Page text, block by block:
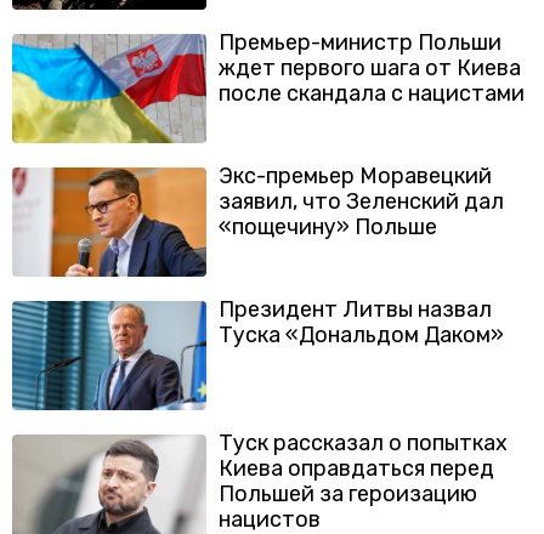
Премьер-министр Польши
ждет первого шага от Киева
после скандала с нацистами
Экс-премьер Моравецкий
заявил, что Зеленский дал
«пощечину» Польше
Президент Литвы назвал
Туска «Дональдом Даком»
Туск рассказал о попытках
Киева оправдаться перед
Польшей за героизацию
нацистов